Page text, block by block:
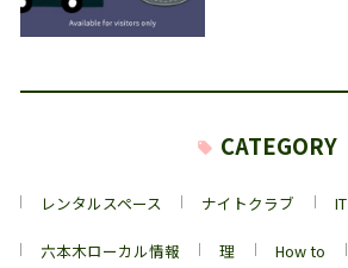
CATEGORY
レンタルスペース ナイトクラブ IT
六本木ローカル情報 理 How to